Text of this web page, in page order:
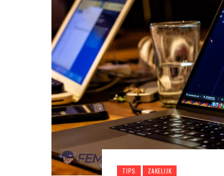
TIPS ZAKELIJK